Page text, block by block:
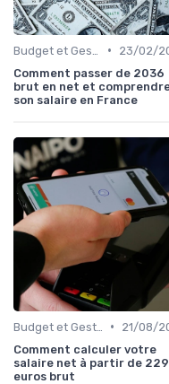
•
23/02/
Comment passer de 2036
brut en net et
son salaire en France
•
21/08/
Comment calculer votre
salaire net à partir de
euros brut